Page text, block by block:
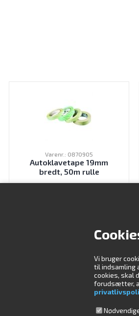
Vi bruger
til indsamling
cookies, skal
forudsætter,
Varenr.: 0870905
Autoklavetape 19mm
bredt, 50m rulle